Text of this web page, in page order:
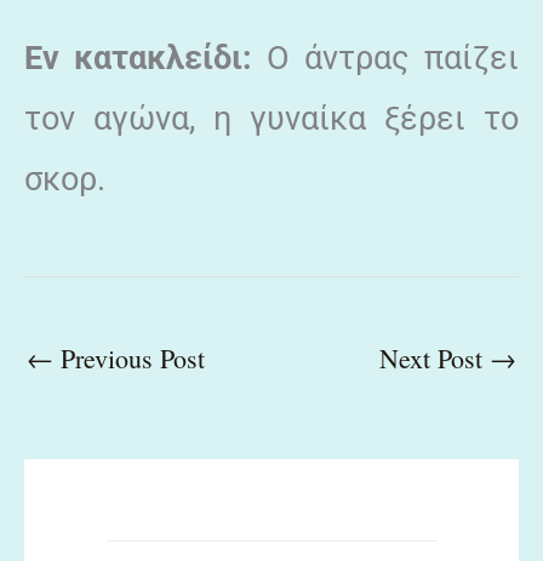
Εν κατακλείδι: Ο άντρας παίζει
τον αγώνα, η γυναίκα ξέρει το
σκορ.
← Previous Post Next Post →